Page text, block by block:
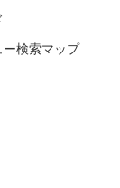
ー検索マップ